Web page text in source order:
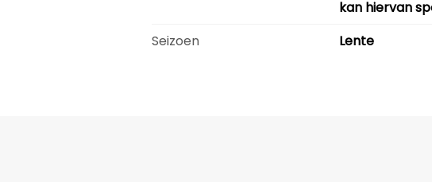
kan hiervan
Seizoen
Lente